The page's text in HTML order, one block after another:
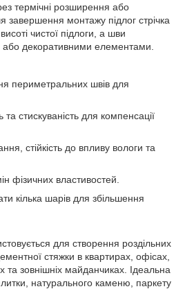
термічні розширення або
завершення монтажу підлог стрічка
чистої підлоги, а шви
або декоративними елементами.
периметральних швів для
та стискуваність для компенсації
стійкість до впливу вологи та
фізичних властивостей.
кілька шарів для збільшення
для створення роздільних
стяжки в квартирах, офісах,
зовнішніх майданчиках. Ідеальна
натурального каменю, паркету